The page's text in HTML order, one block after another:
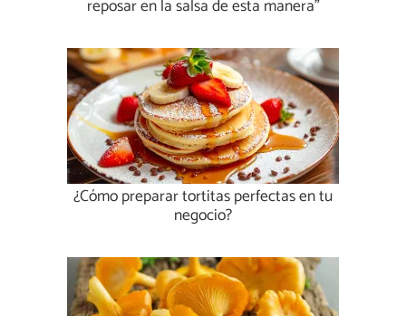
reposar en la salsa de esta manera"
¿Cómo preparar tortitas perfectas en tu
negocio?